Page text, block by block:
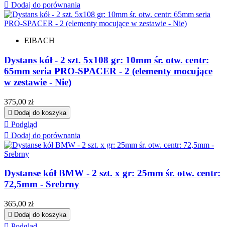
 Dodaj do porównania
EIBACH
Dystans kół - 2 szt. 5x108 gr: 10mm śr. otw. centr:
65mm seria PRO-SPACER - 2 (elementy mocujące
w zestawie - Nie)
Cena
375,00 zł
 Dodaj do koszyka
 Podgląd
 Dodaj do porównania
Dystanse kół BMW - 2 szt. x gr: 25mm śr. otw. centr:
72,5mm - Srebrny
Cena
365,00 zł
 Dodaj do koszyka